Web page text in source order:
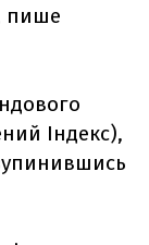
пише
Індекс),